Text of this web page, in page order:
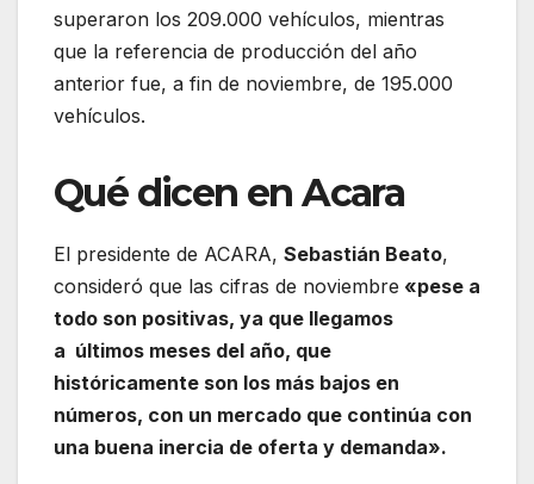
superaron los 209.000 vehículos, mientras
que la referencia de producción del año
anterior fue, a fin de noviembre, de 195.000
vehículos.
Qué dicen en Acara
El presidente de ACARA, Sebastián Beato,
consideró que las cifras de noviembre «pese a
todo son positivas, ya que llegamos
a últimos meses del año, que
históricamente son los más bajos en
números, con un mercado que continúa con
una buena inercia de oferta y demanda».